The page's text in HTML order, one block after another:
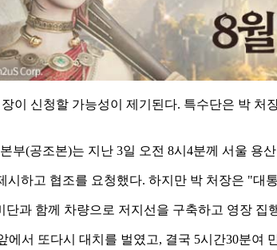
이 신청할 가능성이 제기된다. 특수단은 박 처
(공조본)는 지난 3일 오전 8시4분께 서울 용
하고 협조를 요청했다. 하지만 박 처장은 "
과 함께 차량으로 저지선을 구축하고 영장 집
서 또다시 대치를 벌였고, 결국 5시간30분여